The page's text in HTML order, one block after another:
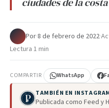
Por·8 de febrero de 2022·
Lectura 1 min
COMPARTIR WhatsApp
TAMBIÉN EN
Publicada como Feed y